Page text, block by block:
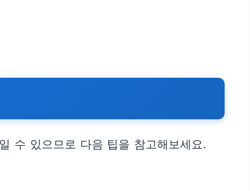
수 있으므로 다음 팁을 참고해보세요.